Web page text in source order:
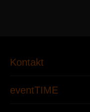
Kontakt
eventTIME